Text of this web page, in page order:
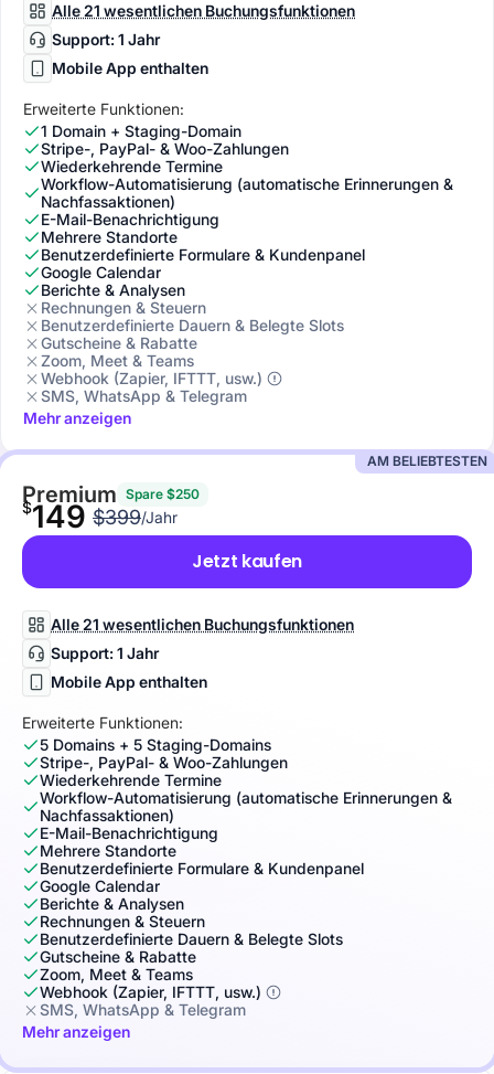
Alle 21 wesentlichen Buchungsfunktionen
Support: 1 Jahr
Mobile App enthalten
Erweiterte Funktionen:
1 Domain + Staging-Domain
Stripe-, PayPal- & Woo-Zahlungen
Wiederkehrende Termine
Workflow-Automatisierung (automatische Erinnerungen &
Nachfassaktionen)
E-Mail-Benachrichtigung
Mehrere Standorte
Benutzerdefinierte Formulare & Kundenpanel
Google Calendar
Berichte & Analysen
Rechnungen & Steuern
Benutzerdefinierte Dauern & Belegte Slots
Gutscheine & Rabatte
Zoom, Meet & Teams
Webhook (Zapier, IFTTT, usw.)
SMS, WhatsApp & Telegram
Mehr anzeigen
AM BELIEBTESTEN
Premium Spare $250
$149 $399/Jahr
Jetzt kaufen
Alle 21 wesentlichen Buchungsfunktionen
Support: 1 Jahr
Mobile App enthalten
Erweiterte Funktionen:
5 Domains + 5 Staging-Domains
Stripe-, PayPal- & Woo-Zahlungen
Wiederkehrende Termine
Workflow-Automatisierung (automatische Erinnerungen &
Nachfassaktionen)
E-Mail-Benachrichtigung
Mehrere Standorte
Benutzerdefinierte Formulare & Kundenpanel
Google Calendar
Berichte & Analysen
Rechnungen & Steuern
Benutzerdefinierte Dauern & Belegte Slots
Gutscheine & Rabatte
Zoom, Meet & Teams
Webhook (Zapier, IFTTT, usw.)
SMS, WhatsApp & Telegram
Mehr anzeigen